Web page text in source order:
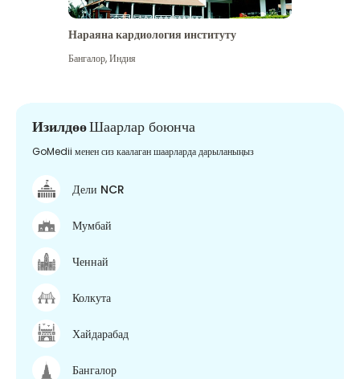
Нараяна кардиология институту
Бангалор,Индия
ИзилдөөШаарлар боюнча
GoMedii менен сиз каалаган шаарларда дарыланыңыз
Дели NCR
Мумбай
Ченнай
Колкута
Хайдарабад
Бангалор